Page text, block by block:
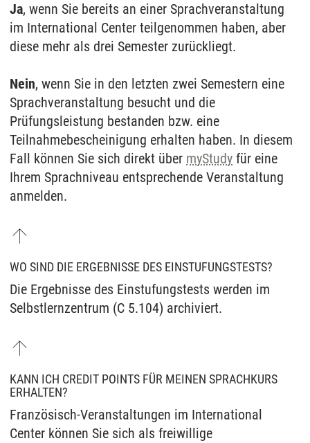
Ja, wenn Sie bereits an einer Sprachveranstaltung
im International Center teilgenommen haben, aber
diese mehr als drei Semester zurückliegt.
Nein, wenn Sie in den letzten zwei Semestern eine
Sprachveranstaltung besucht und die
Prüfungsleistung bestanden bzw. eine
Teilnahmebescheinigung erhalten haben. In diesem
Fall können Sie sich direkt über myStudy für eine
Ihrem Sprachniveau entsprechende Veranstaltung
anmelden.
WO SIND DIE ERGEBNISSE DES EINSTUFUNGSTESTS?
Die Ergebnisse des Einstufungstests werden im
Selbstlernzentrum (C 5.104) archiviert.
KANN ICH CREDIT POINTS FÜR MEINEN SPRACHKURS
ERHALTEN?
Französisch-Veranstaltungen im International
Center können Sie sich als freiwillige